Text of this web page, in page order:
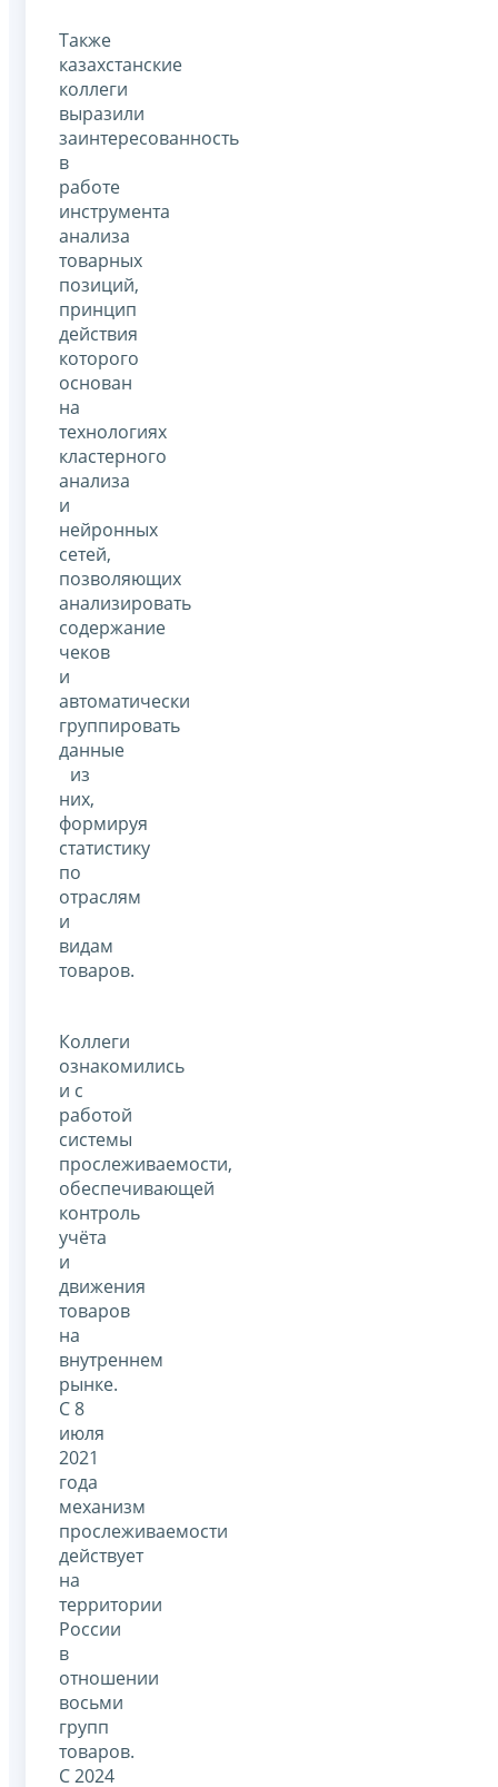
Также
казахстанские
коллеги
выразили
заинтересованность
в
работе
инструмента
анализа
товарных
позиций,
принцип
действия
которого
основан
на
технологиях
кластерного
анализа
и
нейронных
сетей,
позволяющих
анализировать
содержание
чеков
и
автоматически
группировать
данные
из
них,
формируя
статистику
по
отраслям
и
видам
товаров.
Коллеги
ознакомились
и с
работой
системы
прослеживаемости,
обеспечивающей
контроль
учёта
и
движения
товаров
на
внутреннем
рынке.
С 8
июля
2021
года
механизм
прослеживаемости
действует
на
территории
России
в
отношении
восьми
групп
товаров.
С 2024